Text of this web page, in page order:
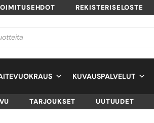
REKISTERISELOSTE
KUVAUSPALVELUT
TARJOUKSET UUTUUDET